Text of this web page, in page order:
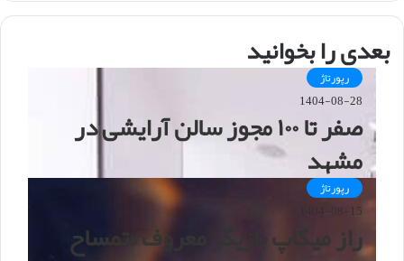
س
بعدی را بخوانید
رپورتاژ
1404-08-28
صفر تا ۱۰۰ مجوز سالن آرایشی در
مشهد
رپورتاژ
1404-08-15
راز میکاپ بازیگر معروف «تمساح